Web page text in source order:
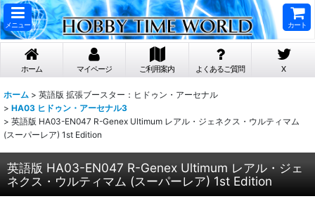
メニュー カート
ホーム マイページ ご利用案内 よくあるご質問 X
ホーム > 英語版 拡張ブースター：ヒドゥン・アーセナル
> HA03 ヒドゥン・アーセナル3
> 英語版 HA03-EN047 R-Genex Ultimum レアル・ジェネクス・ウルティマム
(スーパーレア) 1st Edition
英語版 HA03-EN047 R-Genex Ultimum レアル・ジェ
ネクス・ウルティマム (スーパーレア) 1st Edition